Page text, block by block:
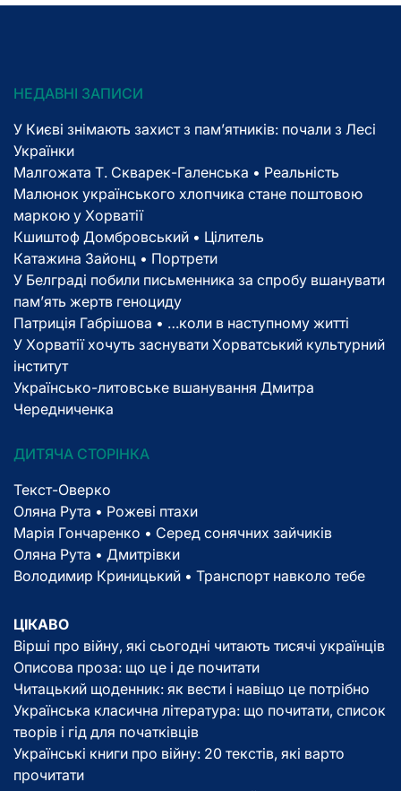
НЕДАВНІ ЗАПИСИ
У Києві знімають захист з пам’ятників: почали з Лесі
Українки
Малгожата Т. Скварек-Галенська • Реальність
Малюнок українського хлопчика стане поштовою
маркою у Хорватії
Кшиштоф Домбровський • Цілитель
Катажина Зайонц • Портрети
У Белграді побили письменника за спробу вшанувати
пам’ять жертв геноциду
Патриція Габрішова • …коли в наступному житті
У Хорватії хочуть заснувати Хорватський культурний
інститут
Українсько-литовське вшанування Дмитра
Чередниченка
ДИТЯЧА СТОРІНКА
Текст-Оверко
Оляна Рута • Рожеві птахи
Марія Гончаренко • Серед сонячних зайчиків
Оляна Рута • Дмитрівки
Володимир Криницький • Транспорт навколо тебе
ЦІКАВО
Вірші про війну, які сьогодні читають тисячі українців
Описова проза: що це і де почитати
Читацький щоденник: як вести і навіщо це потрібно
Українська класична література: що почитати, список
творів і гід для початківців
Українські книги про війну: 20 текстів, які варто
прочитати